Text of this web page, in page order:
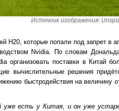
Источник изображения:
H20, которые попали под запрет в
Nvidia. По словам
организовать поставки в Китай
вычислительные решения
быстродействия на величину
уже есть у Китая, и он уже